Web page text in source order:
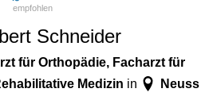
Schneider
für Orthopädie, Facharzt für
Medizin in Neuss